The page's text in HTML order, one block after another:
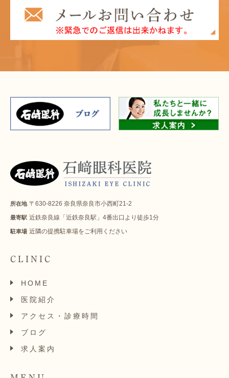
所在地 〒630-8226 奈良県奈良市小西町21-2
最寄駅 近鉄奈良線「近鉄奈良駅」4番出口より徒歩1分
駐車場 近隣の提携駐車場をご利用ください
CLINIC
HOME
医院紹介
アクセス・診療時間
ブログ
求人案内